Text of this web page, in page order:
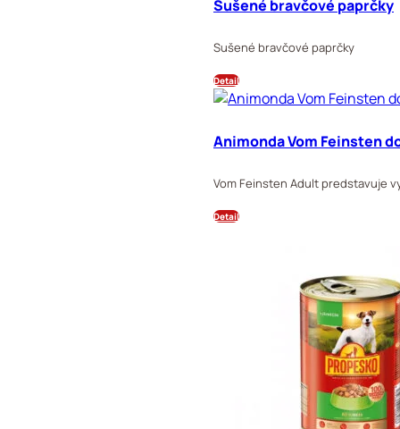
Sušené bravčové paprčky
Sušené bravčové paprčky
Detail
Animonda Vom Feinsten
Vom Feinsten Adult predstavuje
Detail